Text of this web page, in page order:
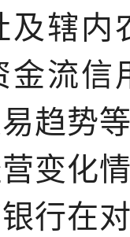
辖
金流
趋势
变化
行在